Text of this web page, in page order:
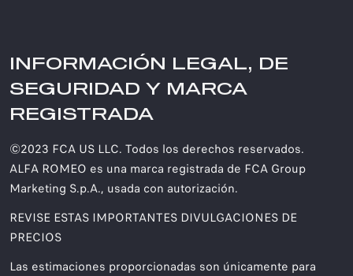
INFORMACIÓN LEGAL, DE
SEGURIDAD Y MARCA
REGISTRADA
©2023 FCA US LLC. Todos los derechos reservados.
ALFA ROMEO es una marca registrada de FCA Group
Marketing S.p.A., usada con autorización.
REVISE ESTAS IMPORTANTES DIVULGACIONES DE
PRECIOS
Las estimaciones proporcionadas son únicamente para